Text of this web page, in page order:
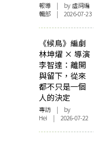
報導 | by 虛詞編
輯部 | 2026-07-23
《候鳥》編劇
林坤燿 × 導演
李智達：離開
與留下，從來
都不只是一個
人的決定
專訪 | by
Hei | 2026-07-22